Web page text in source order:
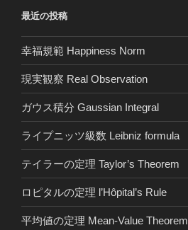
最近の投稿
幸福規範 Happiness Norm
現実観察 Real Observation
ガウス積分 Gaussian Integral
ライプニッツ級数 Leibniz formula
テイラーの定理 Taylor’s Theorem
ロピタルの定理 l’Hôpital’s Rule
平均値の定理 Mean-Value Theorem